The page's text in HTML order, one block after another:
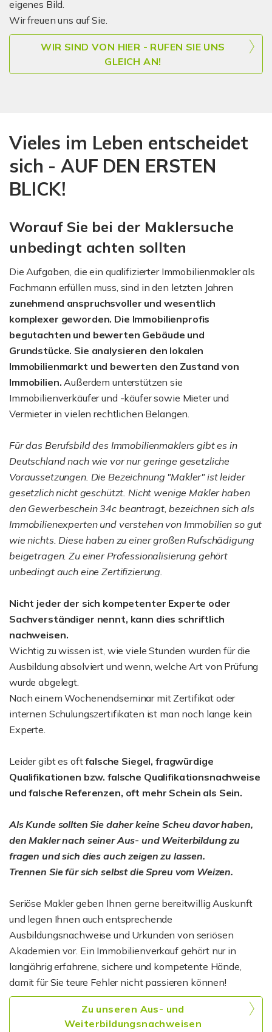
eigenes Bild.
Wir freuen uns auf Sie.
WIR SIND VON HIER - RUFEN SIE UNS
GLEICH AN!
Vieles im Leben entscheidet
sich - AUF DEN ERSTEN
BLICK!
Worauf Sie bei der Maklersuche
unbedingt achten sollten
Die Aufgaben, die ein qualifizierter Immobilienmakler als
Fachmann erfüllen muss, sind in den letzten Jahren
zunehmend anspruchsvoller und wesentlich
komplexer geworden. Die Immobilienprofis
begutachten und bewerten Gebäude und
Grundstücke. Sie analysieren den lokalen
Immobilienmarkt und bewerten den Zustand von
Immobilien.Außerdem unterstützen sie
Immobilienverkäufer und -käufer sowie Mieter und
Vermieter in vielen rechtlichen Belangen.
Für das Berufsbild des Immobilienmaklers gibt es in
Deutschland nach wie vor nur geringe gesetzliche
Voraussetzungen. Die Bezeichnung "Makler" ist leider
gesetzlich nicht geschützt. Nicht wenige Makler haben
den Gewerbeschein 34c beantragt, bezeichnen sich als
Immobilienexperten und verstehen von Immobilien so gut
wie nichts. Diese haben zu einer großen Rufschädigung
beigetragen. Zu einer Professionalisierung gehört
unbedingt auch eine Zertifizierung.
Nicht jeder der sich kompetenter Experte oder
Sachverständiger nennt, kann dies schriftlich
nachweisen.
Wichtig zu wissen ist, wie viele Stunden wurden für die
Ausbildung absolviert und wenn, welche Art von Prüfung
wurde abgelegt.
Nach einem Wochenendseminar mit Zertifikat oder
internen Schulungszertifikaten ist man noch lange kein
Experte.
Leider gibt es oftfalsche Siegel, fragwürdige
Qualifikationen bzw. falsche Qualifikationsnachweise
und falsche Referenzen, oft mehr Schein als Sein.
Als Kunde sollten Sie daher keine Scheu davor haben,
den Makler nach seiner Aus- und Weiterbildung zu
fragen und sich dies auch zeigen zu lassen.
Trennen Sie für sich selbst die Spreu vom Weizen.
Seriöse Makler geben Ihnen gerne bereitwillig Auskunft
und legen Ihnen auch entsprechende
Ausbildungsnachweise und Urkunden von seriösen
Akademien vor. Ein Immobilienverkauf gehört nur in
langjährig erfahrene, sichere und kompetente Hände,
damit für Sie teure Fehler nicht passieren können!
Zu unseren Aus- und
Weiterbildungsnachweisen